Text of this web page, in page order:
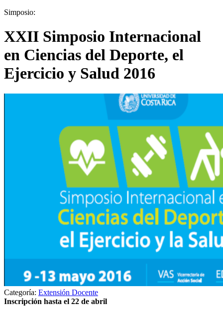
Simposio:
XXII Simposio Internacional
en Ciencias del Deporte, el
Ejercicio y Salud 2016
Categoría: Extensión Docente
Inscripción hasta el 22 de abril